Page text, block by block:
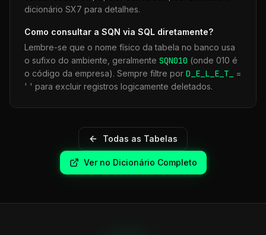
dicionário SX7 para detalhes.
Como consultar a SQN via SQL diretamente?
Lembre-se que o nome físico da tabela no banco usa
o sufixo do ambiente, geralmente SQN010 (onde 010 é
o código da empresa). Sempre filtre por D_E_L_E_T_
=
' ' para excluir registros logicamente deletados.
Todas as Tabelas
Ver no Dicionário Completo